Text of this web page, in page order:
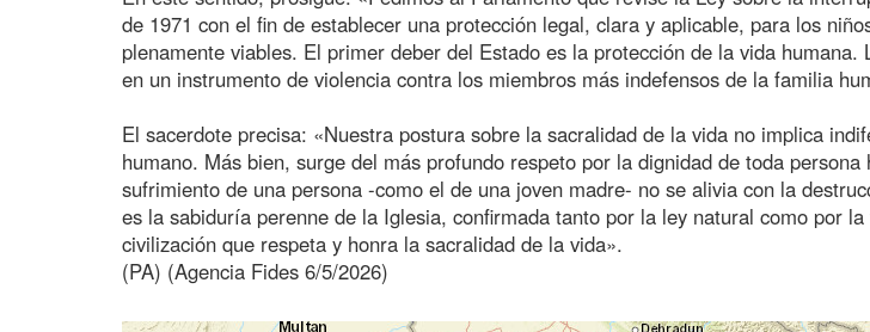
de 1971 con el fin de establecer una protección legal, clara y aplicable, para los
plenamente viables. El primer deber del Estado es la protección de la vida humana.
en un instrumento de violencia contra los miembros más indefensos de la familia
El sacerdote precisa: «Nuestra postura sobre la sacralidad de la vida no implica
humano. Más bien, surge del más profundo respeto por la dignidad de toda
sufrimiento de una persona -como el de una joven madre- no se alivia con la
es la sabiduría perenne de la Iglesia, confirmada tanto por la ley natural como por
civilización que respeta y honra la sacralidad de la vida».
(PA) (Agencia Fides 6/5/2026)